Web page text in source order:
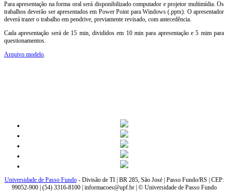
Para apresentação na forma oral será disponibilizado computador e projetor multimídia. Os
trabalhos deverão ser apresentados em Power Point para Windows (.pptx). O apresentador
deverá trazer o trabalho em pendrive, previamente revisado, com antecedência.
Cada apresentação será de 15 min, divididos em 10 min para apresentação e 5 mim para
questionamentos.
Arquivo modelo.
Universidade de Passo Fundo- Divisão de TI | BR 285, São José | Passo Fundo/RS | CEP:
99052-900 | (54) 3316-8100 | informacoes@upf.br | © Universidade de Passo Fundo